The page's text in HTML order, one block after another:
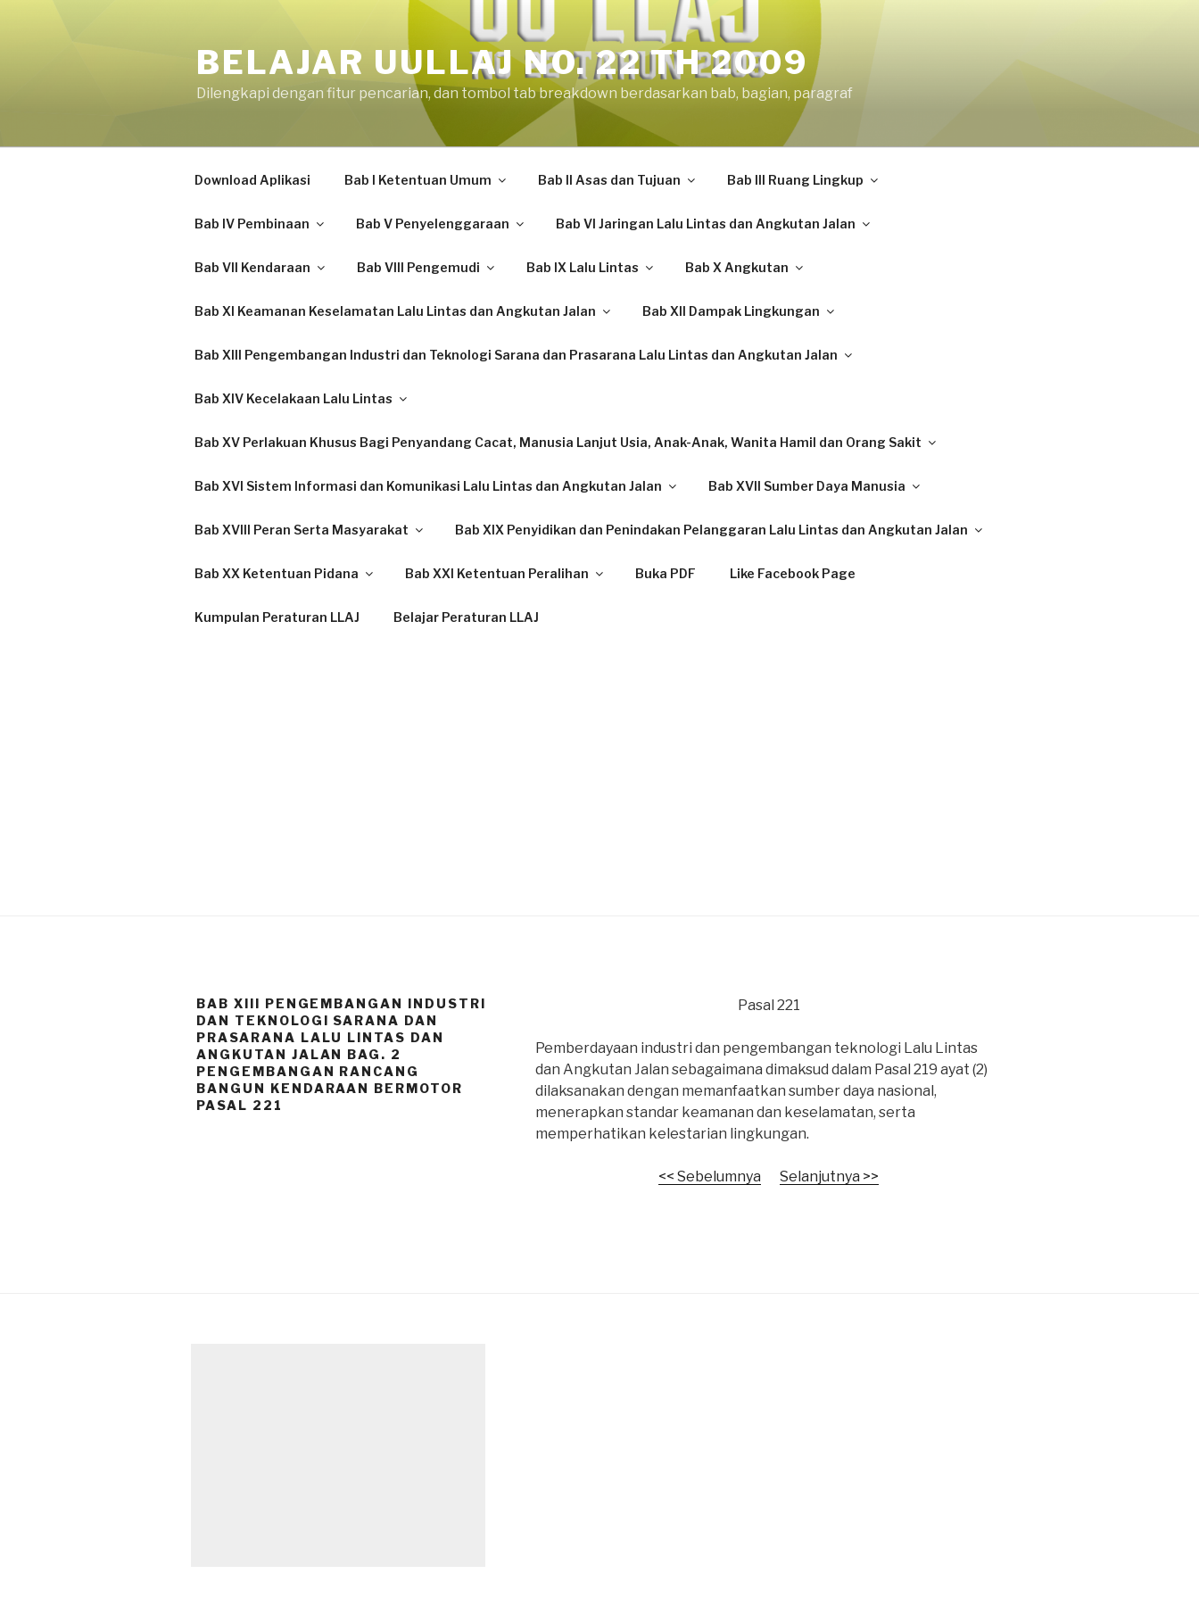
BELAJAR UULLAJ NO. 22 TH 2009
Dilengkapi dengan fitur pencarian, dan tombol tab breakdown berdasarkan bab, bagian, paragraf
Download Aplikasi Bab I Ketentuan Umum Bab II Asas dan Tujuan Bab III Ruang Lingkup
Bab IV Pembinaan Bab V Penyelenggaraan Bab VI Jaringan Lalu Lintas dan Angkutan Jalan
Bab VII Kendaraan Bab VIII Pengemudi Bab IX Lalu Lintas Bab X Angkutan
Bab XI Keamanan Keselamatan Lalu Lintas dan Angkutan Jalan Bab XII Dampak Lingkungan
Bab XIII Pengembangan Industri dan Teknologi Sarana dan Prasarana Lalu Lintas dan Angkutan Jalan
Bab XIV Kecelakaan Lalu Lintas
Bab XV Perlakuan Khusus Bagi Penyandang Cacat, Manusia Lanjut Usia, Anak-Anak, Wanita Hamil dan Orang Sakit
Bab XVI Sistem Informasi dan Komunikasi Lalu Lintas dan Angkutan Jalan Bab XVII Sumber Daya Manusia
Bab XVIII Peran Serta Masyarakat Bab XIX Penyidikan dan Penindakan Pelanggaran Lalu Lintas dan Angkutan Jalan
Bab XX Ketentuan Pidana Bab XXI Ketentuan Peralihan Buka PDF Like Facebook Page
Kumpulan Peraturan LLAJ Belajar Peraturan LLAJ
BAB XIII PENGEMBANGAN INDUSTRI
DAN TEKNOLOGI SARANA DAN
PRASARANA LALU LINTAS DAN
ANGKUTAN JALAN BAG. 2
PENGEMBANGAN RANCANG
BANGUN KENDARAAN BERMOTOR
PASAL 221
Pasal 221
Pemberdayaan industri dan pengembangan teknologi Lalu Lintas
dan Angkutan Jalan sebagaimana dimaksud dalam Pasal 219 ayat (2)
dilaksanakan dengan memanfaatkan sumber daya nasional,
menerapkan standar keamanan dan keselamatan, serta
memperhatikan kelestarian lingkungan.
<< Sebelumnya Selanjutnya >>